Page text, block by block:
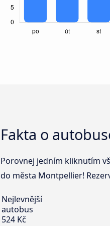
Fakta o
Porovnej jedním kliknutím
do města Montpellier!
Nejlevnější
autobus
524 Kč